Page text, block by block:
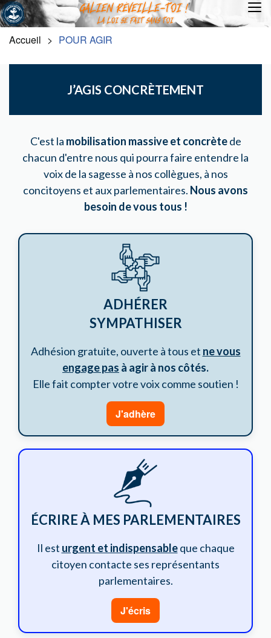
Accueil POUR AGIR
J’AGIS CONCRÈTEMENT
C'est la mobilisation massive et concrètede
chacun d'entre nous qui pourra faire entendre la
voix de la sagesse à nos collègues, à nos
concitoyens et aux parlementaires. Nous avons
besoin de vous tous !
ADHÉRER
SYMPATHISER
Adhésion gratuite, ouverte à tous et ne vous
engage pas à agir à nos côtés.
Elle fait compter votre voix comme soutien !
J'adhère
ÉCRIRE À MES PARLEMENTAIRES
Il est urgent et indispensableque chaque
citoyen contacte ses représentants
parlementaires.
J'écris